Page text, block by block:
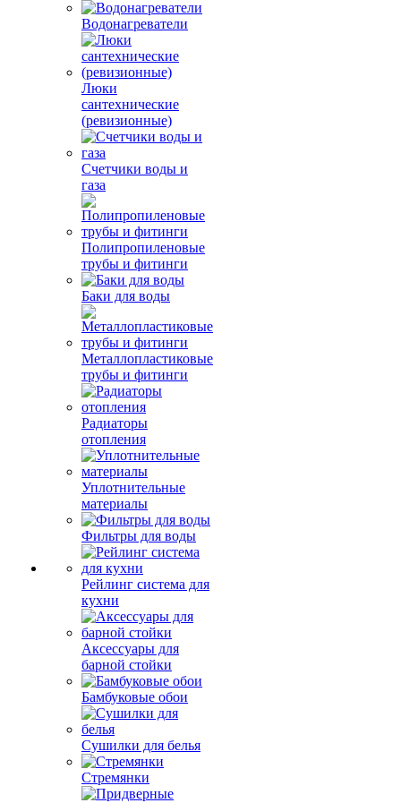
Водонагреватели
Люки
сантехнические
(ревизионные)
Счетчики воды и
газа
Полипропиленовые
трубы и фитинги
Баки для воды
Металлопластиковые
трубы и фитинги
Радиаторы
отопления
Уплотнительные
материалы
Фильтры для воды
Рейлинг система для
кухни
Аксессуары для
барной стойки
Бамбуковые обои
Сушилки для белья
Стремянки